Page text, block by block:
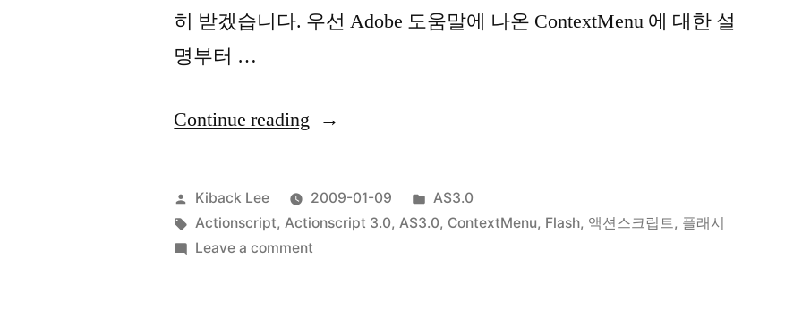
히 받겠습니다. 우선 Adobe 도움말에 나온 ContextMenu 에 대한 설
명부터 …
Continue reading “About
in
AS3.0
–
Posted
by
Kiback Lee 2009-01-09
Posted
in
AS3.0
Tags:
Actionscript,Actionscript 3.0,AS3.0, ContextMenu, Flash, 액션스크립트, 플래시
Leave a comment